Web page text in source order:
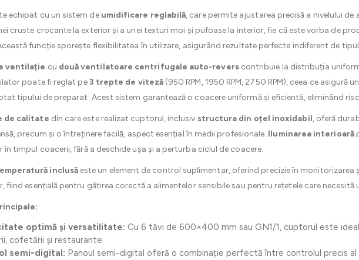
echipat cu un sistem de umidificare reglabilă, care permite ajustarea precisă a nivelului de
cruste crocante la exterior și a unei texturi moi și pufoase la interior, fie că este vorba de
funcție sporește flexibilitatea în utilizare, asigurând rezultate perfecte indiferent de
ventilație cu două ventilatoare centrifugale auto-reverscontribuie la distribuția
poate fi reglat pe3 trepte de viteză(950 RPM, 1950 RPM, 2750 RPM), ceea ce
tipului de preparat. Acest sistem garantează o coacere uniformă și eficientă, eliminând
de calitate din care este realizat cuptorul, inclusiv structura din oțel inoxidabil, oferă
precum și o întreținere facilă, aspect esențial în medii profesionale. Iluminarea interioară
în timpul coacerii, fără a deschide ușa și a perturba ciclul de coacere.
inclusăeste un element de control suplimentar, oferind precizie în monitorizarea
fiind esențială pentru gătirea corectă a alimentelor sensibile sau pentru rețetele care
optimă și versatilitate: Cu 6 tăvi de 600×400 mm sau GN1/1, cuptorul este
cofetării și restaurante.
semi-digital: Panoul semi-digital oferă o combinație perfectă între controlul precis